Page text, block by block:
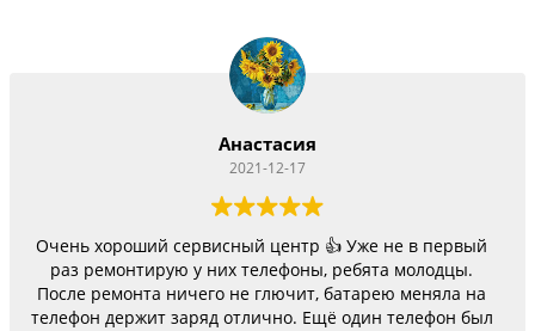
Анастасия
2021-12-17
Очень хороший сервисный центр 👍 Уже не в первый
раз ремонтирую у них телефоны, ребята молодцы.
После ремонта ничего не глючит, батарею меняла на
телефон держит заряд отлично. Ещё один телефон был